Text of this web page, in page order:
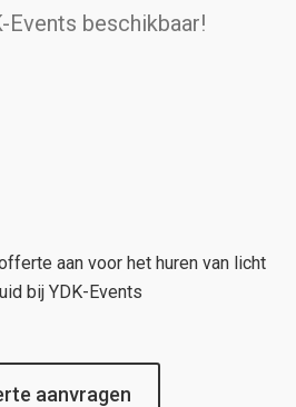
Events beschikbaar!
aan voor het huren van licht
bij YDK-Events
aanvragen